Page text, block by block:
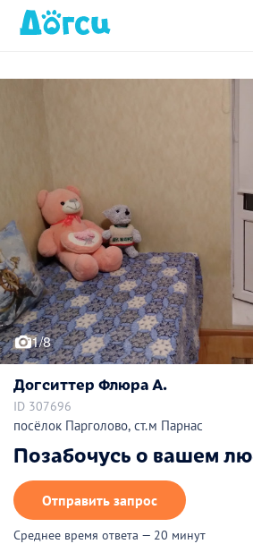
1/8
Догситтер Флюра А.
ID 307696
посёлок Парголово, ст.м Парнас
Позабочусь о вашем
Отправить запрос
Среднее время ответа — 20 минут